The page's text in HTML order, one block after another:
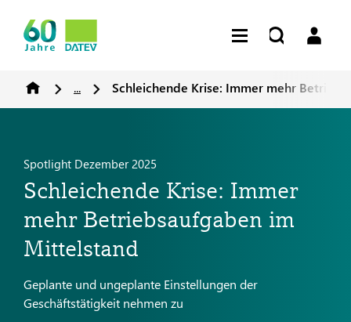
... Schleichende Krise: Immer mehr
Spotlight Dezember 2025
Schleichende Krise: Immer
mehr Betriebsaufgaben im
Mittelstand
Geplante und ungeplante Einstellungen der
Geschäftstätigkeit nehmen zu